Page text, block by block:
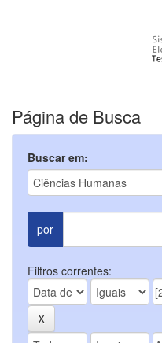
Página de Busca
Buscar em:
por
Filtros correntes: